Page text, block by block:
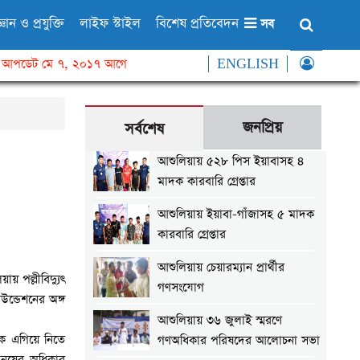
ও প্রযুক্তি লাইফ স্টাইল বিশেষ প্রতিবেদন সব
মে ৭, ২০১৭ আগে ENGLISH
পল্লীবিদ্যুৎ
অঙ্গ
এগিয়ে নিতে
সর্বশেষ জনপ্রিয়
আশুলিয়ায় ৫২৮ পিস ইয়াবাসহ ৪
মাদক কারবারি গ্রেপ্তার
আশুলিয়ায় ইয়াবা-গাঁজাসহ ৫ মাদক
কারবারি গ্রেপ্তার
আশুলিয়ায় চেয়ারম্যান প্রার্থীর
গণসংযোগ
আশুলিয়ায় ৩৬ জুলাই স্মরণে
গণঅধিকার পরিষদের আলোচনা সভা